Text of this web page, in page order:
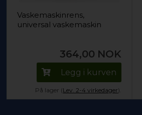
Vaskemaskinrens,
universal vaskemaskin
364,00 NOK
Legg i kurven
På lager (Lev. 2-4 virkedager).